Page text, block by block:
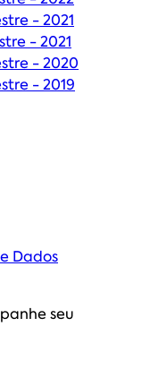
- 2021
- 2021
- 2020
- 2019
Dados
seu